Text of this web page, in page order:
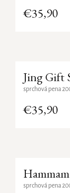
€35,90
Jing Gift
€35,90
sprchová pena
sprchová pena